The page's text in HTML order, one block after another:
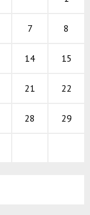
7 8
14 15
21 22
28 29